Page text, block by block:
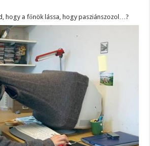
hogy a főnök lássa, hogy pasziánszozol…?